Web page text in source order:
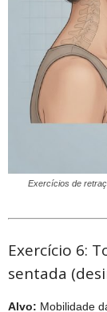
Exercícios de
Exercício 6:
sentada
Alvo: Mobilidade